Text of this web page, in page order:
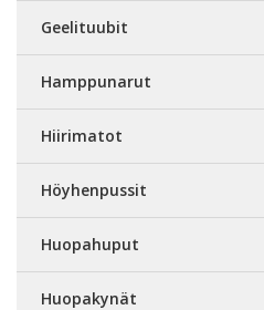
Geelituubit
Hamppunarut
Hiirimatot
Höyhenpussit
Huopahuput
Huopakynät